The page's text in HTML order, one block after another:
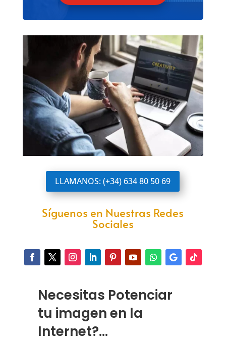
LLAMANOS: (+34) 634 80 50 69
Síguenos en Nuestras Redes
Sociales
Necesitas Potenciar
tu imagen en la
Internet?...